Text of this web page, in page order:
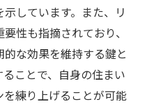
しています。また、リ
性も指摘されており、
な効果を維持する鍵と
ことで、自身の住まい
練り上げることが可能